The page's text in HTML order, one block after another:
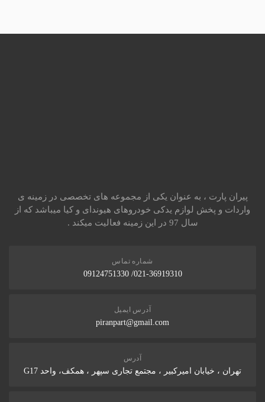
پیران پارت ، به عنوان یکی از مجموعه های تخصصی در زمینه ی
واردات و پخش لوازم یدکی خودروهای هیوندای و کیا میباشد که از
سال 97 در این زمینه فعالیت میکند .
شماره تماس
021-36919310/ 09124751330
آدرس ایمیل
piranpart@gmail.com
آدرس
تهران ، خیابان امیرکبیر ، مجتمع تجاری سپهر ، همکف، واحد G17